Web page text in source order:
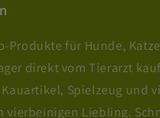
Produkte für Hunde,
direkt vom Tierarzt
Spielzeug und
vierbeinigen Liebling.